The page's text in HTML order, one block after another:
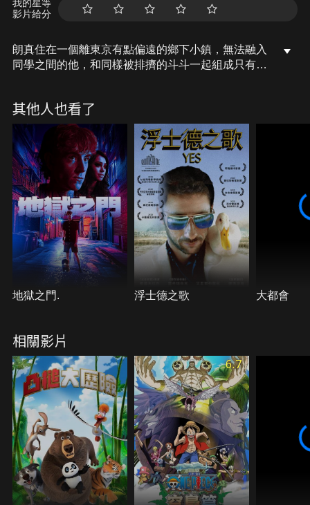
我的星等
影片給分
朗真住在一個離東京有點偏遠的鄉下小鎮，無法融入
同學之間的他，和同樣被排擠的斗斗一起組成只有他
沒有想過要俯瞰世界？」在高一的暑假，新加入＂橡
果兄弟＂的多洛普不經意地說出這句話，因此三人展
開放飛自我的意外舉動，卻也導致他們被當成森林大
火的犯人。為了證明自己的清白，他們不得不去翻山
越嶺去尋回當晚因操作失靈消失在天空另一頭的無人
機。而這一個暑假期間的小冒險，最後竟漸漸成為改
變少年們「人生」的大冒險。
其他人也看了
地獄之門. 浮士德之歌 大都會
相關影片
6.7